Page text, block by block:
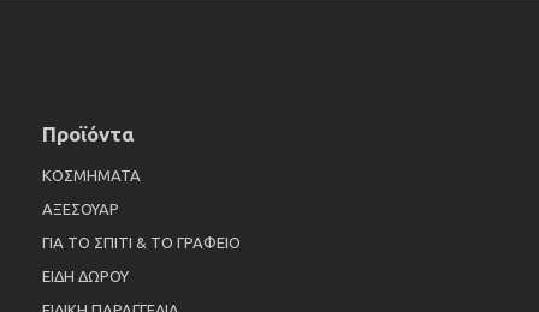
Προϊόντα
ΚΟΣΜΗΜΑΤΑ
ΑΞΕΣΟΥΑΡ
ΓΙΑ ΤΟ ΣΠΙΤΙ & ΤΟ ΓΡΑΦΕΙΟ
ΕΙΔΗ ΔΩΡΟΥ